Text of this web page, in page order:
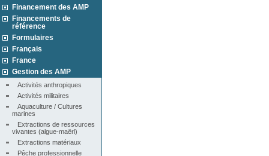
Financement des AMP
Financements de
référence
Formulaires
Français
France
Gestion des AMP
Activités anthropiques
Activités militaires
Aquaculture / Cultures
marines
Extractions de ressources
vivantes (algue-maërl)
Extractions matériaux
Pêche professionnelle